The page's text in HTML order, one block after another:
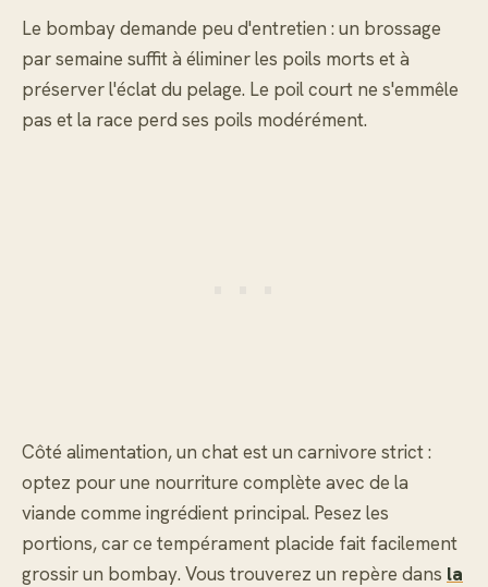
Le bombay demande peu d'entretien : un brossage
par semaine suffit à éliminer les poils morts et à
préserver l'éclat du pelage. Le poil court ne s'emmêle
pas et la race perd ses poils modérément.
Côté alimentation, un chat est un carnivore strict :
optez pour une nourriture complète avec de la
viande comme ingrédient principal. Pesez les
portions, car ce tempérament placide fait facilement
grossir un bombay. Vous trouverez un repère dans la